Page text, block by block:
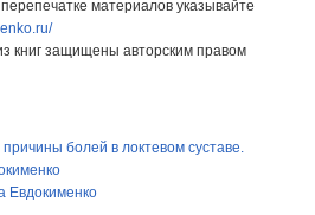
материалов указывайте
книг защищены авторским правом
болей в локтевом суставе.
Евдокименко